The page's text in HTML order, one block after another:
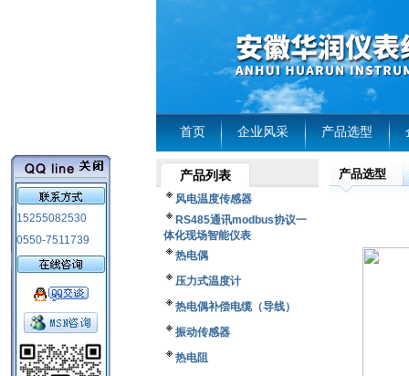
首页 企业风采 产品选型
15255082530
0550-7511739
产品列表
风电温度传感器
RS485通讯modbus协议一
体化现场智能仪表
热电偶
压力式温度计
热电偶补偿电缆（导线）
振动传感器
热电阻
产品选型